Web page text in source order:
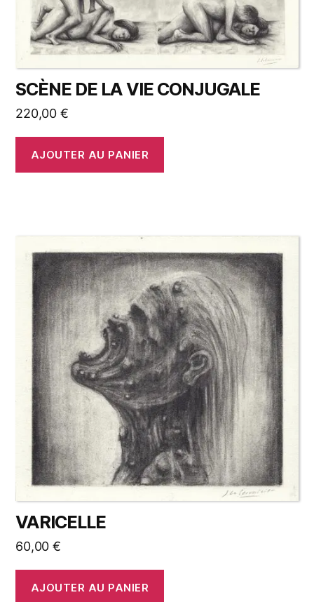
SCÈNE DE LA VIE CONJUGALE
220,00 €
AJOUTER AU PANIER
VARICELLE
60,00 €
AJOUTER AU PANIER